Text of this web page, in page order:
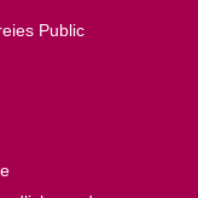
Public